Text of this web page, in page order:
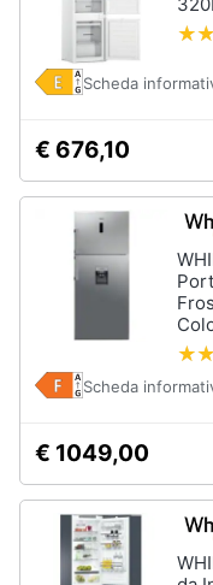
Assistenza
Scheda
€ 676,10
Scheda
€ 1049,00